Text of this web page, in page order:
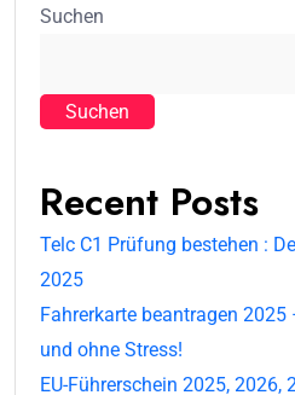
Suchen
Suchen
Recent Posts
Telc C1 Prüfung bestehen :
2025
Fahrerkarte beantragen
und ohne Stress!
EU-Führerschein 2025, 2026,